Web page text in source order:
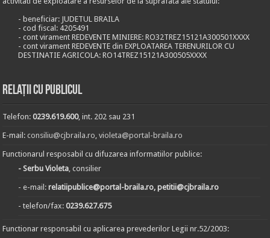
- beneficiar: JUDETUL BRAILA
- cod fiscal: 4205491
- cont virament REDEVENTE MINIERE: RO32TREZ15121A300501XXXX
- cont virament REDEVENTE din EXPLOATAREA TERENURILOR CU
DESTINATIE AGRICOLA: RO14TREZ15121A300505XXXX
Relații cu publicul
Telefon:0239.619.600, int. 202 sau 231
E-mail:consiliu@cjbraila.ro,violeta@portal-braila.ro
Functionarul resposabil cu difuzarea informatiilor publice:
- Serbu Violeta, consilier
- e-mail:relatiipublice@portal-braila.ro, petitii@cjbraila.ro
- telefon/fax:0239.627.675
Functionar responsabil cu aplicarea prevederilor Legii nr.52/2003: